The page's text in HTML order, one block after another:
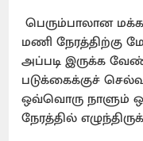
பெரும்பாலான
மணி நேரத்திற்கு
அப்படி இருக்க
படுக்கைக்குச்
ஒவ்வொரு நாளும்
நேரத்தில்